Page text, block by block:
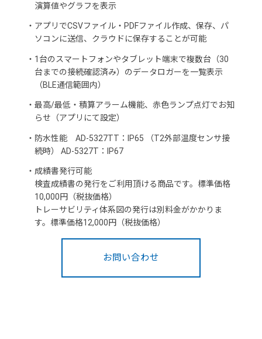
演算値やグラフを表示
・ アプリでCSVファイル・PDFファイル作成、保存、パ
ソコンに送信、クラウドに保存することが可能
・ 1台のスマートフォンやタブレット端末で複数台（30
台までの接続確認済み）のデータロガーを一覧表示
（BLE通信範囲内）
・ 最高/最低・積算アラーム機能、赤色ランプ点灯でお知
らせ（アプリにて設定）
・ 防水性能 AD-5327TT：IP65 （T2外部温度センサ接
続時） AD-5327T：IP67
・ 成績書発行可能
検査成績書の発行をご利用頂ける商品です。標準価格
10,000円（税抜価格）
トレーサビリティ体系図の発行は別料金がかかりま
す。標準価格12,000円（税抜価格）
お問い合わせ